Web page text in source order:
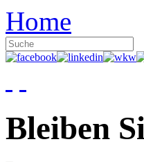
Home
Bleiben